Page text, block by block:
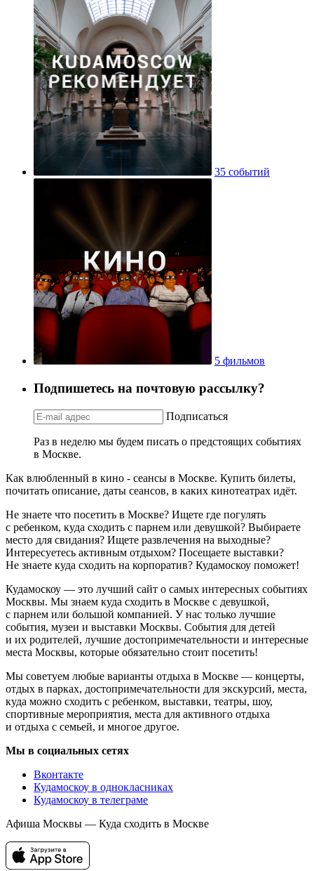
35 событий
5 фильмов
Подпишетесь на почтовую рассылку?
Подписаться
Раз в неделю мы будем писать о предстоящих событиях
в Москве.
Как влюбленный в кино - сеансы в Москве. Купить билеты,
почитать описание, даты сеансов, в каких кинотеатрах идёт.
Не знаете что посетить в Москве? Ищете где погулять
с ребенком, куда сходить с парнем или девушкой? Выбираете
место для свидания? Ищете развлечения на выходные?
Интересуетесь активным отдыхом? Посещаете выставки?
Не знаете куда сходить на корпоратив? Кудамоскоу поможет!
Кудамоскоу — это лучший сайт о самых интересных событиях
Москвы. Мы знаем куда сходить в Москве с девушкой,
с парнем или большой компанией. У нас только лучшие
события, музеи и выставки Москвы. События для детей
и их родителей, лучшие достопримечательности и интересные
места Москвы, которые обязательно стоит посетить!
Мы советуем любые варианты отдыха в Москве — концерты,
отдых в парках, достопримечательности для экскурсий, места,
куда можно сходить с ребенком, выставки, театры, шоу,
спортивные мероприятия, места для активного отдыха
и отдыха с семьей, и многое другое.
Мы в социальных сетях
Вконтакте
Кудамоскоу в однокласниках
Кудамоскоу в телеграме
Афиша Москвы — Куда сходить в Москве